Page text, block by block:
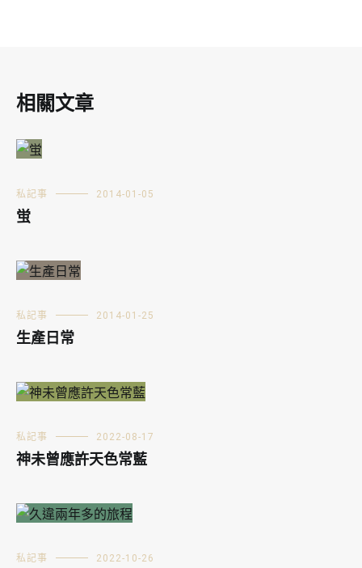
相關文章
私記事 2014-01-05
蛍
私記事 2014-01-25
生產日常
私記事 2022-08-17
神未曾應許天色常藍
私記事 2022-10-26